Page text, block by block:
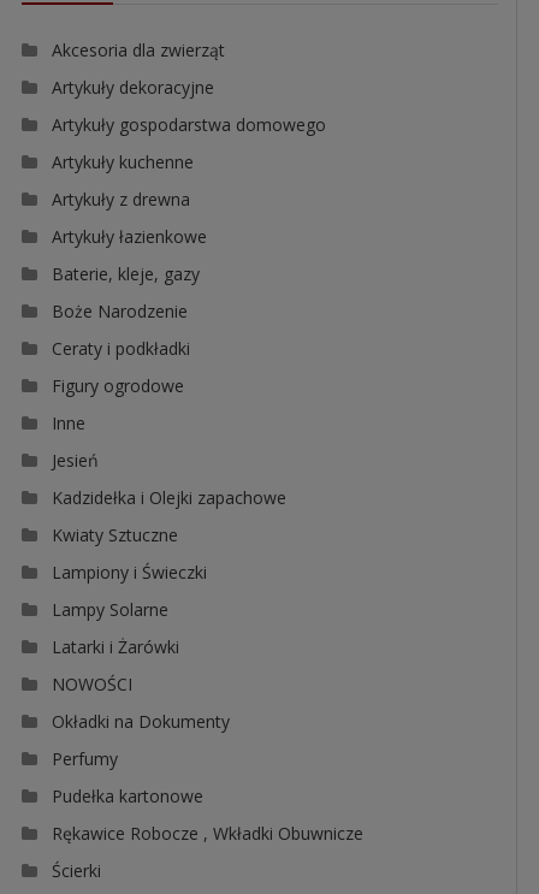
Akcesoria dla zwierząt
Artykuły dekoracyjne
Artykuły gospodarstwa domowego
Artykuły kuchenne
Artykuły z drewna
Artykuły łazienkowe
Baterie, kleje, gazy
Boże Narodzenie
Ceraty i podkładki
Figury ogrodowe
Inne
Jesień
Kadzidełka i Olejki zapachowe
Kwiaty Sztuczne
Lampiony i Świeczki
Lampy Solarne
Latarki i Żarówki
NOWOŚCI
Okładki na Dokumenty
Perfumy
Pudełka kartonowe
Rękawice Robocze , Wkładki Obuwnicze
Ścierki